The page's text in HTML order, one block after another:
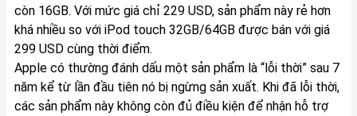
còn 16GB. Với mức giá chỉ 229 USD, sản phẩm này rẻ hơn
khá nhiều so với iPod touch 32GB/64GB được bán với giá
299 USD cùng thời điểm.
Apple có thường đánh dấu một sản phẩm là “lỗi thời” sau 7
năm kể từ lần đầu tiên nó bị ngừng sản xuất. Khi đã lỗi thời,
các sản phẩm này không còn đủ điều kiện để nhận hỗ trợ